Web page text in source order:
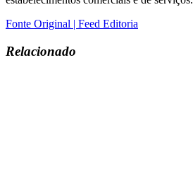
Fonte Original | Feed Editoria
Relacionado